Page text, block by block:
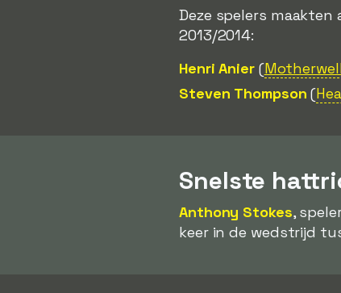
Deze spelers
2013/2014:
Henri Anier(Motherwell
Steven Thompson (
Snelste
Anthony Stokes,
keer in de wedstrijd